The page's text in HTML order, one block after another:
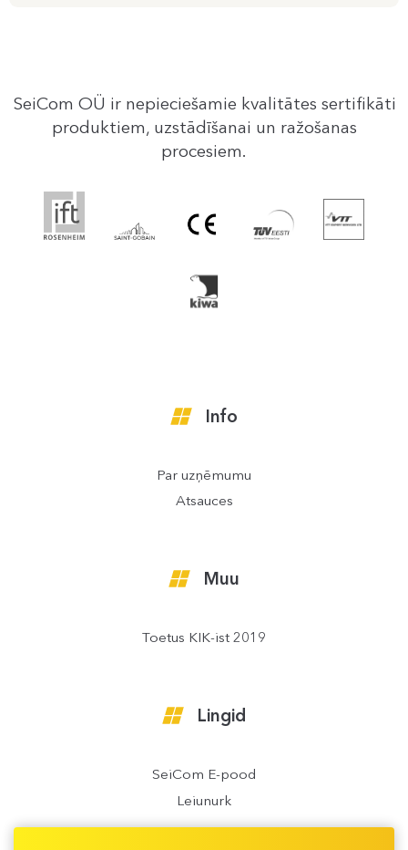
SeiCom OÜ ir nepieciešamie kvalitātes sertifikāti
produktiem, uzstādīšanai un ražošanas
procesiem.
Info
Par uzņēmumu
Atsauces
Muu
Toetus KIK-ist 2019
Lingid
SeiCom E-pood
Leiunurk